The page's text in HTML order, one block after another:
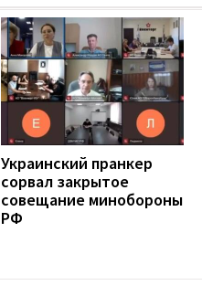
Украинский пранкер
сорвал закрытое
совещание минобороны
РФ